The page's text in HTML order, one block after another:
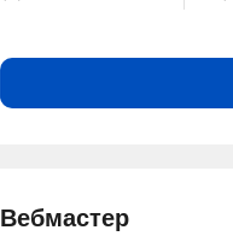
Вебмастер